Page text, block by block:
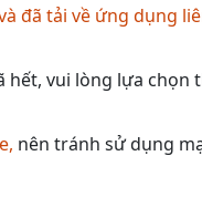
đã tải về ứng dụng
hết, vui lòng lựa chọn
nên tránh sử dụng